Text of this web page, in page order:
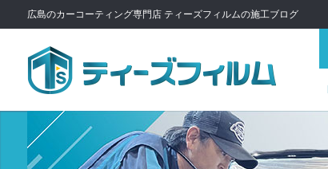
広島のカーコーティング専門店 ティーズフィルムの施工ブログ